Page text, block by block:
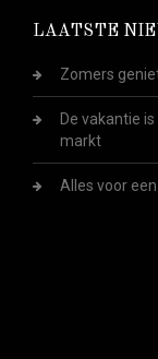
LAATSTE
Zomers
De vakantie
markt
Alles voor